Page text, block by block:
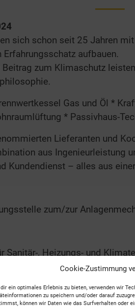
Cookie-Zustimmung
ein optimales Erlebnis zu bieten, verwenden wir
zu speichern und/oder darauf
können wir Daten wie das Surfverhalten oder
sich schon seit 25 Jahren
aufbauen.
zum Klimaschutz
Gas und Öl *
* Passivhaus-
Lieferanten und
aus Ingenieurleistung
Kundendienst – alles aus
zum/zur
Sanitär-, Heizungs- und
diese auch und setzen sie
Sanitär-, Heizungs- und
bei